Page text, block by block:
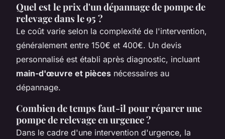
Quel est le prix d'un dépannage de pompe de
relevage dans le 95 ?
Le coût varie selon la complexité de l'intervention,
généralement entre 150€ et 400€. Un devis
personnalisé est établi après diagnostic, incluant
main-d'œuvre et pièces nécessaires au
dépannage.
Combien de temps faut-il pour réparer une
pompe de relevage en urgence ?
Dans le cadre d'une intervention d'urgence, la